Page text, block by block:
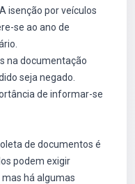
isenção por veículos
se ao ano de
na documentação
seja negado.
de informar-se
de documentos é
podem exigir
há algumas